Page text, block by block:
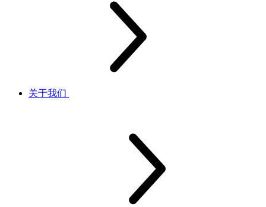
关于我们